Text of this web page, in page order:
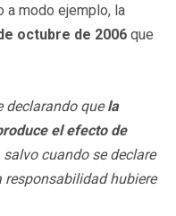
a modo ejemplo, la
octubre de 2006 que
declarando quela
el efecto de
salvo cuando se declare
responsabilidad hubiere